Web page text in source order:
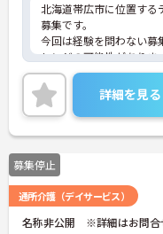
北海道帯広市に位置する
募集です。
今回は経験を問わない募
レンジの可能性がありま
ご興味のある方はご面接
で、お気軽にお問い合わ
詳細を見る
募集停止
通所介護（デイサービス）
名称非公開 ※詳細はお問合